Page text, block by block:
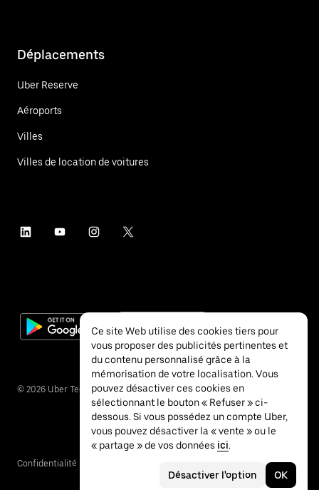
Déplacements
Uber Reserve
Aéroports
Villes
Villes de location de voitures
© 2026 Uber Technologies Inc.
Confidentialité
Ce site Web utilise des cookies tiers pour
vous proposer des publicités pertinentes et
du contenu personnalisé grâce à la
mémorisation de votre localisation. Vous
pouvez désactiver ces cookies en
sélectionnant le bouton « Refuser » ci-
dessous. Si vous possédez un compte Uber,
vous pouvez désactiver la « vente » ou le
« partage » de vos données ici.
Désactiver l'option OK